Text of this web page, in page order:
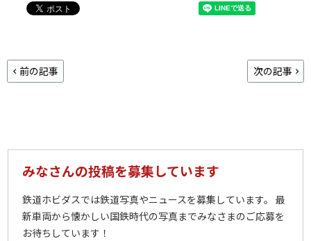
前の記事 次の記事
みなさんの投稿を募集しています
鉄道ホビダスでは鉄道写真やニュースを募集しています。 最
新車両から懐かしい国鉄時代の写真までみなさまのご応募を
お待ちしています！